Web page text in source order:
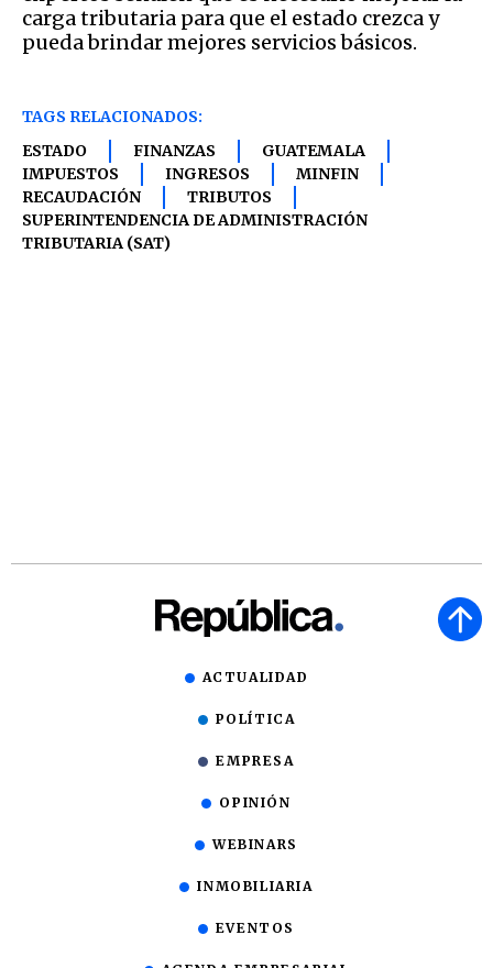
carga tributaria para que el estado crezca y
pueda brindar mejores servicios básicos.
TAGS RELACIONADOS:
ESTADO
FINANZAS
GUATEMALA
IMPUESTOS
INGRESOS
MINFIN
RECAUDACIÓN
TRIBUTOS
SUPERINTENDENCIA DE ADMINISTRACIÓN
TRIBUTARIA (SAT)
ACTUALIDAD
POLÍTICA
EMPRESA
OPINIÓN
WEBINARS
INMOBILIARIA
EVENTOS